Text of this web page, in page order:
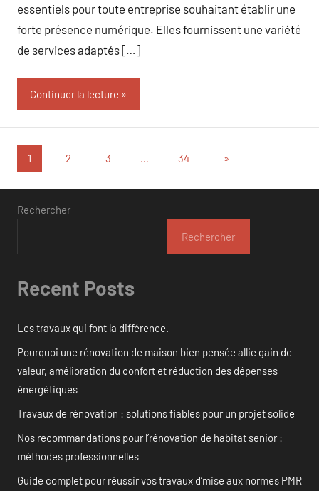
essentiels pour toute entreprise souhaitant établir une
forte présence numérique. Elles fournissent une variété
de services adaptés […]
Continuer la lecture
Pagination
des
publications
1 2 3 … 34
Articles
»
Rechercher
Rechercher
Recent Posts
Les travaux qui font la différence.
Pourquoi une rénovation de maison bien pensée allie gain de
valeur, amélioration du confort et réduction des dépenses
énergétiques
Travaux de rénovation : solutions fiables pour un projet solide
Nos recommandations pour l’rénovation de habitat senior :
méthodes professionnelles
Guide complet pour réussir vos travaux d’mise aux normes PMR